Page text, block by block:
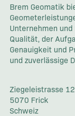
Brem Geomatik
Unternehmen
Qualität, der
Genauigkeit und
und zuverlässige
Ziegeleistrasse 12
5070 Frick
Schweiz